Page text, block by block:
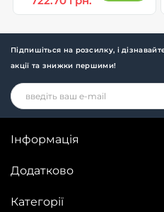
Підпишіться на розсилку, і
акції та знижки першими!
Інформація
Додатково
Категорії